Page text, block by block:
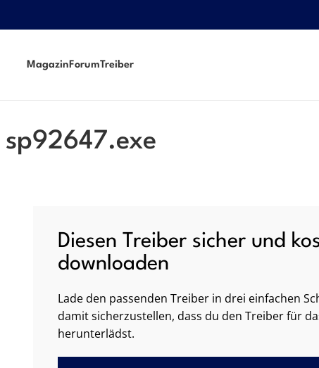
Magazin ForumTreiber
Diesen Treiber sicher und
downloaden
Lade den passenden Treiber in drei einfachen
damit sicherzustellen, dass du den Treiber für
herunterlädst.